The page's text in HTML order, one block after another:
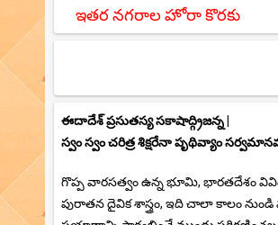
ఇతర నగరాల హోరా కొరకు
ఈదాదేశ్ ప్రసుతస్య సకాషాద్గ్రిజన్న |
స్వం స్వం చరిత్ర శిక్షరేనా పృథివ్యాం
గొప్ప వారసత్వం ఉన్న భూమి, భారతదేశం
పురాతన దైవిక శాస్త్రం, ఇది చాలా కాలం